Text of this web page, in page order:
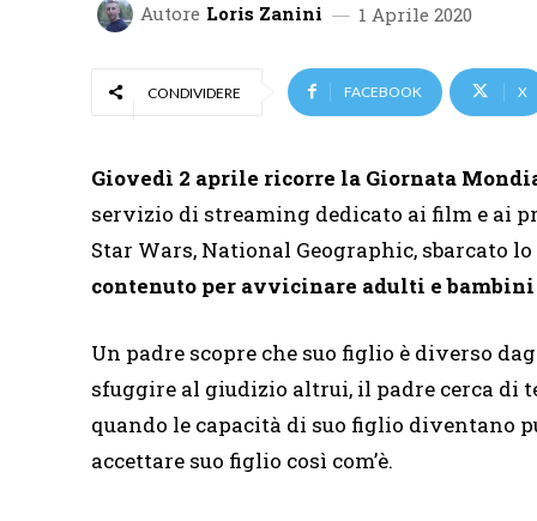
Autore Loris Zanini 1 Aprile 2020
CONDIVIDERE FACEBOOK X
Giovedì 2 aprile ricorre la Giornata
servizio di streaming dedicato ai film e ai
Star Wars, National Geographic, sbarcato
contenuto per avvicinare adulti e
Un padre scopre che suo figlio è diverso
sfuggire al giudizio altrui, il padre cerca di
quando le capacità di suo figlio diventano
accettare suo figlio così com’è.